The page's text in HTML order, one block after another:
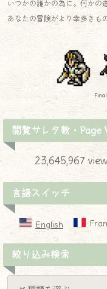
いつかの誰かの為に。何かの
あなたの冒険がより幸多きも
Final
閲覧サレタ数・Page
23,645,967
言語スイッチ
English
絞り込み検索